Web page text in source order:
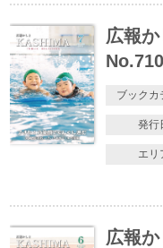
広報
No.710
ブックカ
発行
エリ
広報